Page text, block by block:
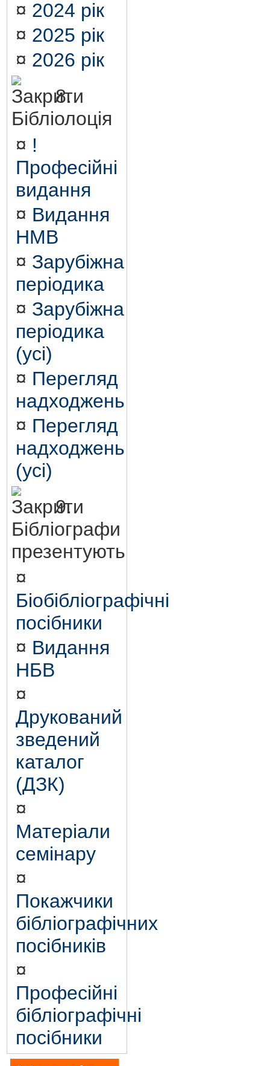
¤ 2024 рік
¤ 2025 рік
¤ 2026 рік
8.
Бібліолоція
¤ !
Професійні
видання
¤ Видання
НМВ
¤ Зарубіжна
періодика
¤ Зарубіжна
періодика
(усі)
¤ Перегляд
надходжень
¤ Перегляд
надходжень
(усі)
9.
Бібліографи
презентують
¤
Біобібліографічні
посібники
¤ Видання
НБВ
¤
Друкований
зведений
каталог
(ДЗК)
¤
Матеріали
семінару
¤
Покажчики
бібліографічних
посібників
¤
Професійні
бібліографічні
посібники